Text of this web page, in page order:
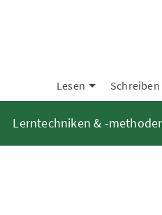
Lesen Schreiben
Lerntechniken & -